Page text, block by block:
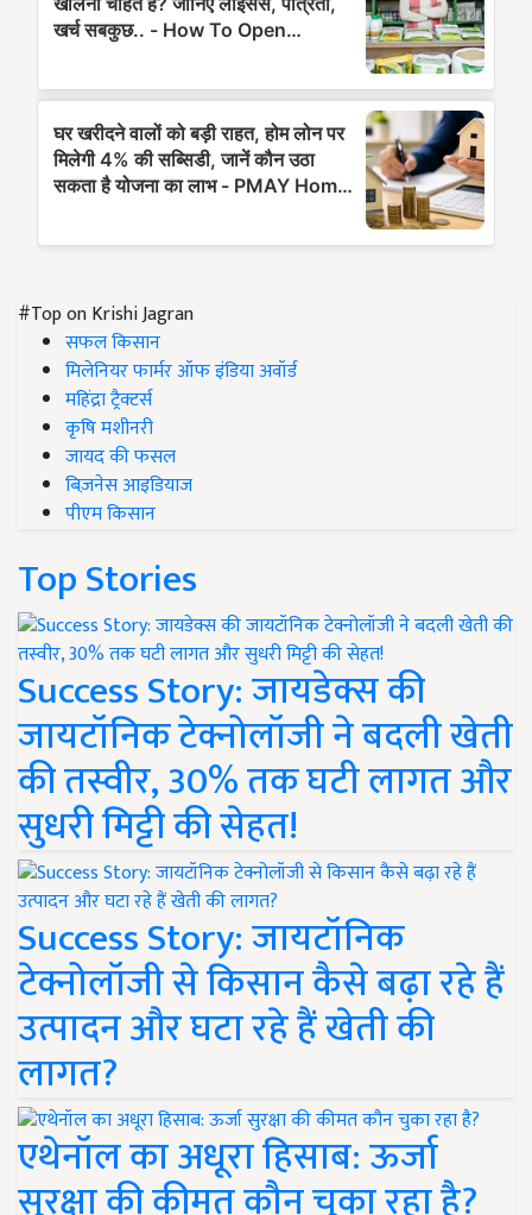
#Top on Krishi Jagran
सफल किसान
मिलेनियर फार्मर ऑफ इंडिया अवॉर्ड
महिंद्रा ट्रैक्टर्स
कृषि मशीनरी
जायद की फसल
बिज़नेस आइडियाज
पीएम किसान
Top Stories
Success Story: जायडेक्स की
जायटॉनिक टेक्नोलॉजी ने बदली खेती
की तस्वीर, 30% तक घटी लागत और
सुधरी मिट्टी की सेहत!
Success Story: जायटॉनिक
टेक्नोलॉजी से किसान कैसे बढ़ा रहे हैं
उत्पादन और घटा रहे हैं खेती की
लागत?
एथेनॉल का अधूरा हिसाब: ऊर्जा
सुरक्षा की कीमत कौन चुका रहा है?